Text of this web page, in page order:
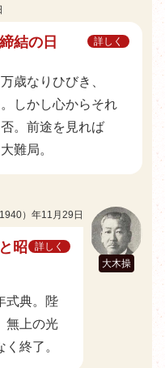
結の日 詳しく
歳なりひびき、
しかし心からそれ
。前途を見れば
難局。
大木操
）年11月29日
昭
詳しく
式典。陛
無上の光
終了。